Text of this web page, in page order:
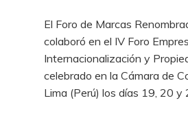
El Foro de Marcas
colaboró en el IV Foro
Internacionalización y
celebrado en la Cámara de
Lima (Perú) los días 19, 20 y